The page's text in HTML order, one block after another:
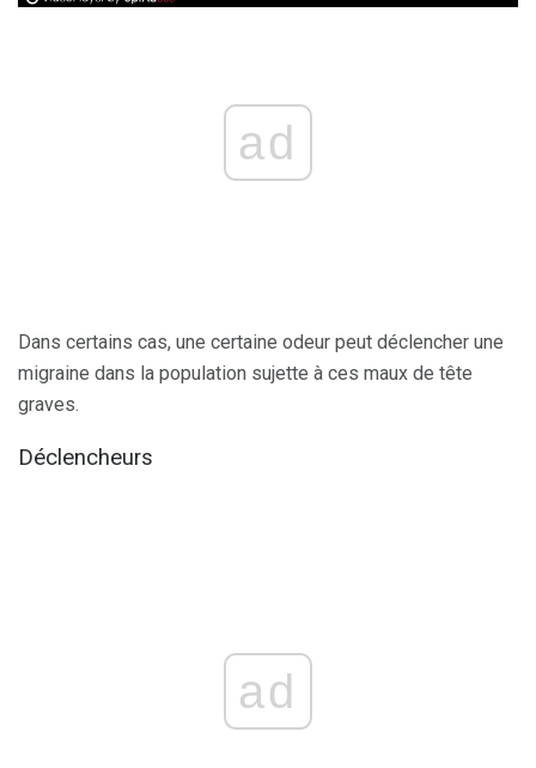
ad
Dans certains cas, une certaine odeur peut déclencher une
migraine dans la population sujette à ces maux de tête
graves.
Déclencheurs
ad